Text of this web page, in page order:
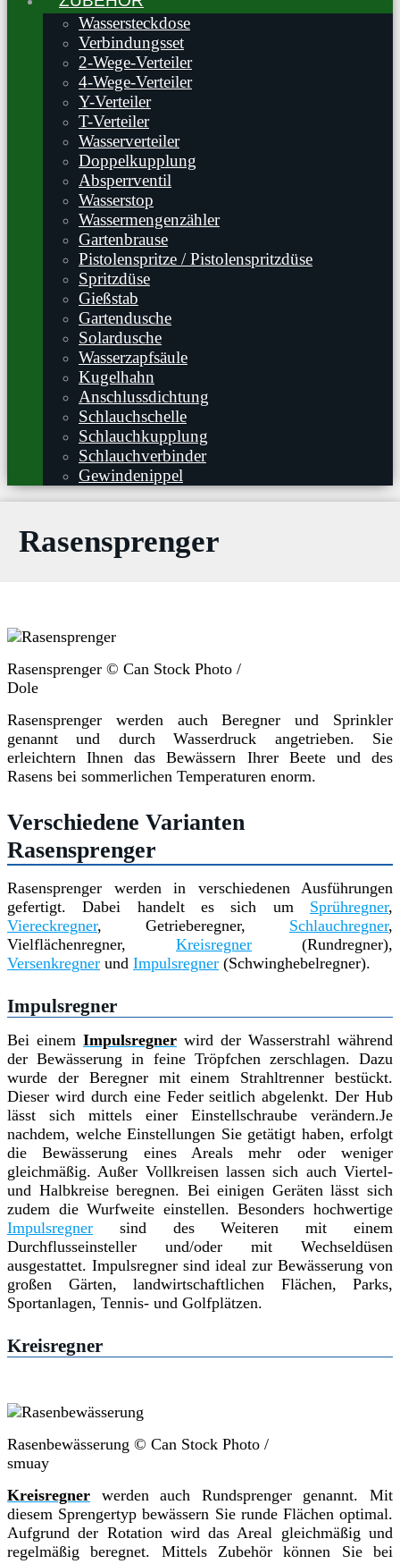
Wassersteckdose
Verbindungsset
2-Wege-Verteiler
4-Wege-Verteiler
Y-Verteiler
T-Verteiler
Wasserverteiler
Doppelkupplung
Absperrventil
Wasserstop
Wassermengenzähler
Gartenbrause
Pistolenspritze / Pistolenspritzdüse
Spritzdüse
Gießstab
Gartendusche
Solardusche
Wasserzapfsäule
Kugelhahn
Anschlussdichtung
Schlauchschelle
Schlauchkupplung
Schlauchverbinder
Gewindenippel
Rasensprenger
Rasensprenger © Can Stock Photo /
Dole
Rasensprenger werden auch Beregner und Sprinkler
genannt und durch Wasserdruck angetrieben. Sie
erleichtern Ihnen das Bewässern Ihrer Beete und des
Rasens bei sommerlichen Temperaturen enorm.
Verschiedene Varianten
Rasensprenger
Rasensprenger werden in verschiedenen Ausführungen
gefertigt. Dabei handelt es sich um Sprühregner,
Viereckregner, Getrieberegner, Schlauchregner,
Vielflächenregner, Kreisregner (Rundregner),
Versenkregner und Impulsregner (Schwinghebelregner).
Impulsregner
Bei einem Impulsregner wird der Wasserstrahl während
der Bewässerung in feine Tröpfchen zerschlagen. Dazu
wurde der Beregner mit einem Strahltrenner bestückt.
Dieser wird durch eine Feder seitlich abgelenkt. Der Hub
lässt sich mittels einer Einstellschraube verändern.Je
nachdem, welche Einstellungen Sie getätigt haben, erfolgt
die Bewässerung eines Areals mehr oder weniger
gleichmäßig. Außer Vollkreisen lassen sich auch Viertel-
und Halbkreise beregnen. Bei einigen Geräten lässt sich
zudem die Wurfweite einstellen. Besonders hochwertige
Impulsregner sind des Weiteren mit einem
Durchflusseinsteller und/oder mit Wechseldüsen
ausgestattet. Impulsregner sind ideal zur Bewässerung von
großen Gärten, landwirtschaftlichen Flächen, Parks,
Sportanlagen, Tennis- und Golfplätzen.
Kreisregner
Rasenbewässerung © Can Stock Photo /
smuay
Kreisregner werden auch Rundsprenger genannt. Mit
diesem Sprengertyp bewässern Sie runde Flächen optimal.
Aufgrund der Rotation wird das Areal gleichmäßig und
regelmäßig beregnet. Mittels Zubehör können Sie bei